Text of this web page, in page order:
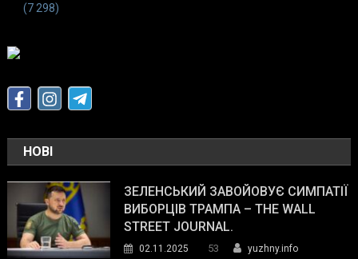
(7 298)
НОВІ
ЗЕЛЕНСЬКИЙ ЗАВОЙОВУЄ СИМПАТІЇ
ВИБОРЦІВ ТРАМПА – THE WALL
STREET JOURNAL.
02.11.2025 53
yuzhny.info